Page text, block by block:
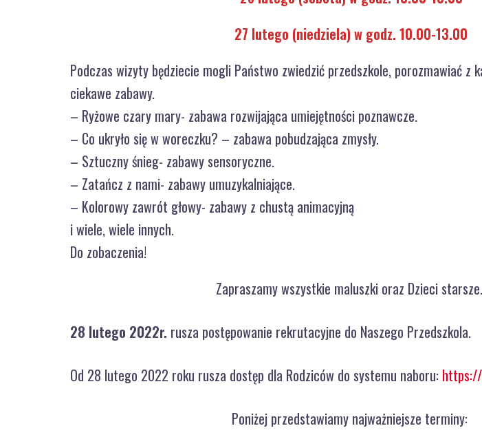
27 lutego (niedziela) w godz. 10.00-13.00
Podczas wizyty będziecie mogli Państwo zwiedzić przedszkole, porozmawiać z
ciekawe zabawy.
– Ryżowe czary mary- zabawa rozwijająca umiejętności poznawcze.
– Co ukryło się w woreczku? – zabawa pobudzająca zmysły.
– Sztuczny śnieg- zabawy sensoryczne.
– Zatańcz z nami- zabawy umuzykalniające.
– Kolorowy zawrót głowy- zabawy z chustą animacyjną
i wiele, wiele innych.
Do zobaczenia!
Zapraszamy wszystkie maluszki oraz Dzieci starsze.
28 lutego 2022r. rusza postępowanie rekrutacyjne do Naszego Przedszkola.
Od 28 lutego 2022 roku rusza dostęp dla Rodziców do systemu naboru:
Poniżej przedstawiamy najważniejsze terminy: